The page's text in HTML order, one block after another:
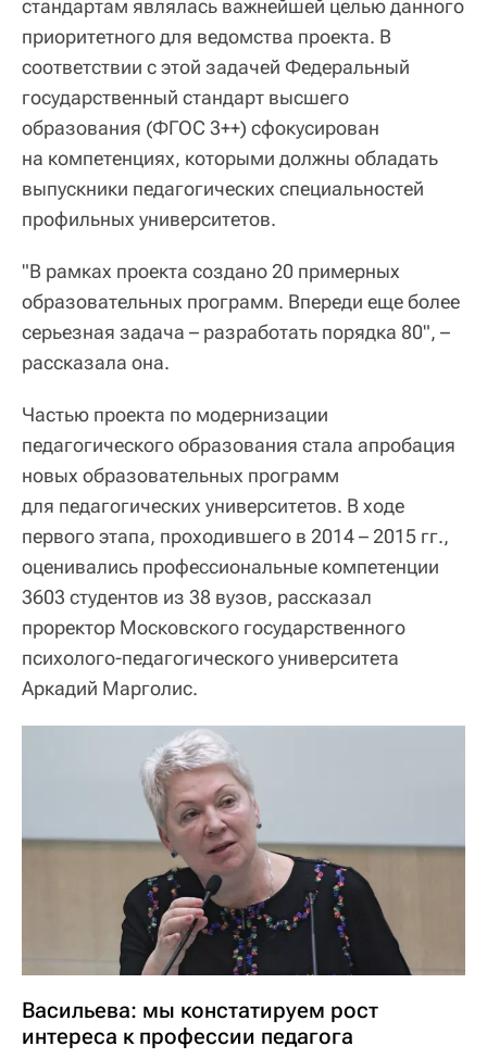
стандартам являлась важнейшей целью данного
приоритетного для ведомства проекта. В
соответствии с этой задачей Федеральный
государственный стандарт высшего
образования (ФГОС 3++) сфокусирован
на компетенциях, которыми должны обладать
выпускники педагогических специальностей
профильных университетов.
"В рамках проекта создано 20 примерных
образовательных программ. Впереди еще более
серьезная задача – разработать порядка 80", –
рассказала она.
Частью проекта по модернизации
педагогического образования стала апробация
новых образовательных программ
для педагогических университетов. В ходе
первого этапа, проходившего в 2014 – 2015 гг.,
оценивались профессиональные компетенции
3603 студентов из 38 вузов, рассказал
проректор Московского государственного
психолого-педагогического университета
Аркадий Марголис.
Васильева: мы констатируем рост
интереса к профессии педагога